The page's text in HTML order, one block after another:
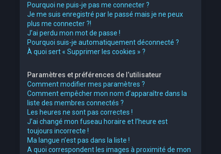
Pourquoi ne puis-je pas me connecter ?
Je me suis enregistré par le passé mais je ne peux
plus me connecter ?!
J’ai perdu mon mot de passe !
Pourquoi suis-je automatiquement déconnecté ?
À quoi sert « Supprimer les cookies » ?
Paramètres et préférences de l’utilisateur
Comment modifier mes paramètres ?
Comment empêcher mon nom d’apparaître dans la
liste des membres connectés ?
Les heures ne sont pas correctes !
J’ai changé mon fuseau horaire et l’heure est
toujours incorrecte !
Ma langue n’est pas dans la liste !
A quoi correspondent les images à proximité de mon